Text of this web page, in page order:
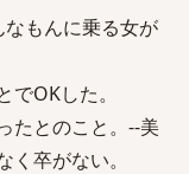
もんに乗る女が
OKした。
たとのこと。--美
卒がない。